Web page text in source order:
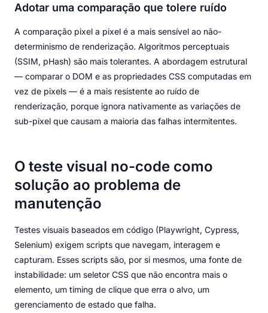
Adotar uma comparação que tolere ruído
A comparação pixel a pixel é a mais sensível ao não-
determinismo de renderização. Algoritmos perceptuais
(SSIM, pHash) são mais tolerantes. A abordagem estrutural
— comparar o DOM e as propriedades CSS computadas em
vez de pixels — é a mais resistente ao ruído de
renderização, porque ignora nativamente as variações de
sub-pixel que causam a maioria das falhas intermitentes.
O teste visual no-code como
solução ao problema de
manutenção
Testes visuais baseados em código (Playwright, Cypress,
Selenium) exigem scripts que navegam, interagem e
capturam. Esses scripts são, por si mesmos, uma fonte de
instabilidade: um seletor CSS que não encontra mais o
elemento, um timing de clique que erra o alvo, um
gerenciamento de estado que falha.